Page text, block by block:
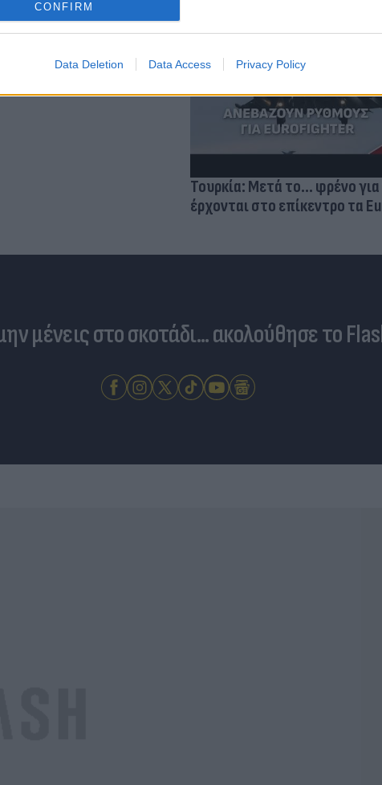
CONFIRM
Data Deletion Data Access Privacy Policy
Τουρκία: Μετά το... φρένο
έρχονται στο επίκεντρο τα
μένεις στο σκοτάδι... ακολούθησε το